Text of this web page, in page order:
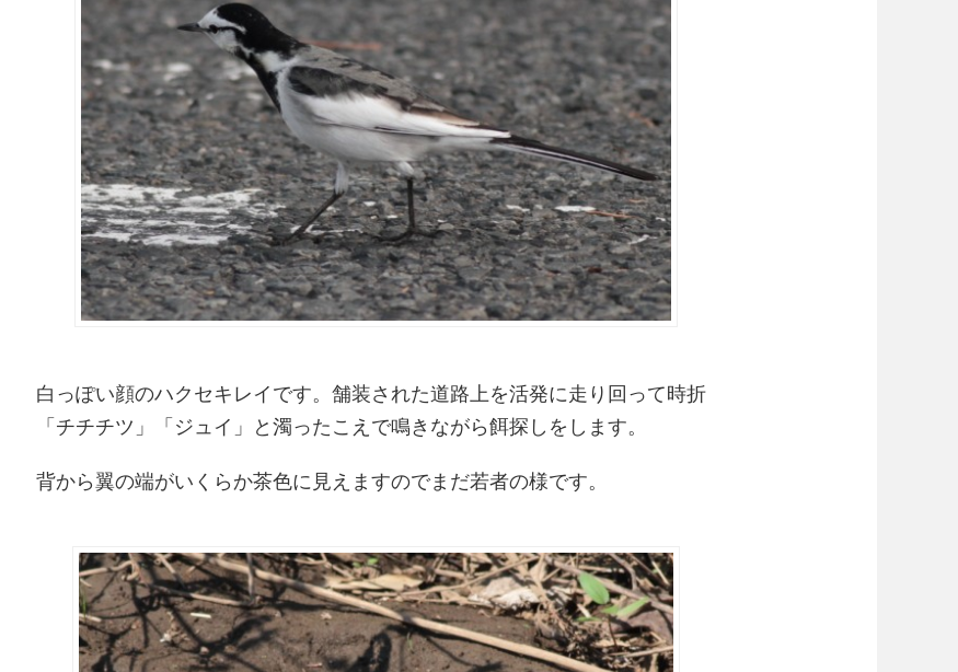
白っぽい顔のハクセキレイです。舗装された道路上を活発に走り回って時折
「チチチツ」「ジュイ」と濁ったこえで鳴きながら餌探しをします。
背から翼の端がいくらか茶色に見えますのでまだ若者の様です。